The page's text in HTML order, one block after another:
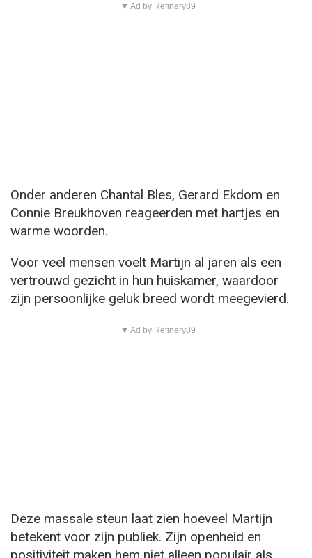
▼ Ad by Refinery89
Onder anderen Chantal Bles, Gerard Ekdom en
Connie Breukhoven reageerden met hartjes en
warme woorden.
Voor veel mensen voelt Martijn al jaren als een
vertrouwd gezicht in hun huiskamer, waardoor
zijn persoonlijke geluk breed wordt meegevierd.
▼ Ad by Refinery89
Deze massale steun laat zien hoeveel Martijn
betekent voor zijn publiek. Zijn openheid en